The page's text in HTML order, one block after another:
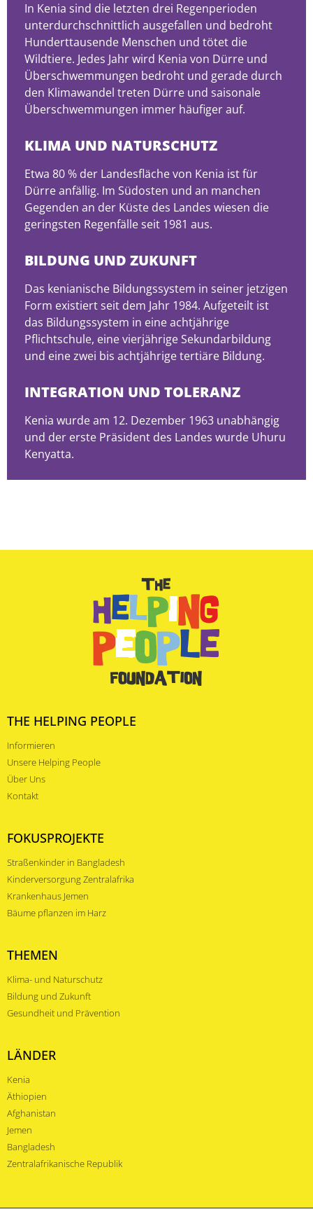
In Kenia sind die letzten drei Regenperioden
unterdurchschnittlich ausgefallen und bedroht
Hunderttausende Menschen und tötet die
Wildtiere. Jedes Jahr wird Kenia von Dürre und
Überschwemmungen bedroht und gerade durch
den Klimawandel treten Dürre und saisonale
Überschwemmungen immer häufiger auf.
KLIMA UND NATURSCHUTZ
Etwa 80 % der Landesfläche von Kenia ist für
Dürre anfällig. Im Südosten und an manchen
Gegenden an der Küste des Landes wiesen die
geringsten Regenfälle seit 1981 aus.
BILDUNG UND ZUKUNFT
Das kenianische Bildungssystem in seiner jetzigen
Form existiert seit dem Jahr 1984. Aufgeteilt ist
das Bildungssystem in eine achtjährige
Pflichtschule, eine vierjährige Sekundarbildung
und eine zwei bis achtjährige tertiäre Bildung.
INTEGRATION UND TOLERANZ
Kenia wurde am 12. Dezember 1963 unabhängig
und der erste Präsident des Landes wurde Uhuru
Kenyatta.
THE HELPING PEOPLE
Informieren
Unsere Helping People
Über Uns
Kontakt
FOKUSPROJEKTE
Straßenkinder in Bangladesh
Kinderversorgung Zentralafrika
Krankenhaus Jemen
Bäume pflanzen im Harz
THEMEN
Klima- und Naturschutz
Bildung und Zukunft
Gesundheit und Prävention
LÄNDER
Kenia
Äthiopien
Afghanistan
Jemen
Bangladesh
Zentralafrikanische Republik